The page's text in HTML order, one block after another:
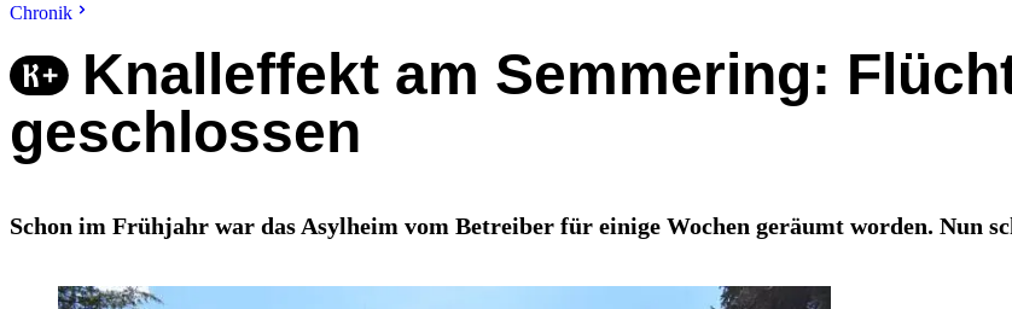
Chronik
Knalleffekt am Semmering:
geschlossen
Schon im Frühjahr war das Asylheim vom Betreiber für einige Wochen geräumt worden. Nun